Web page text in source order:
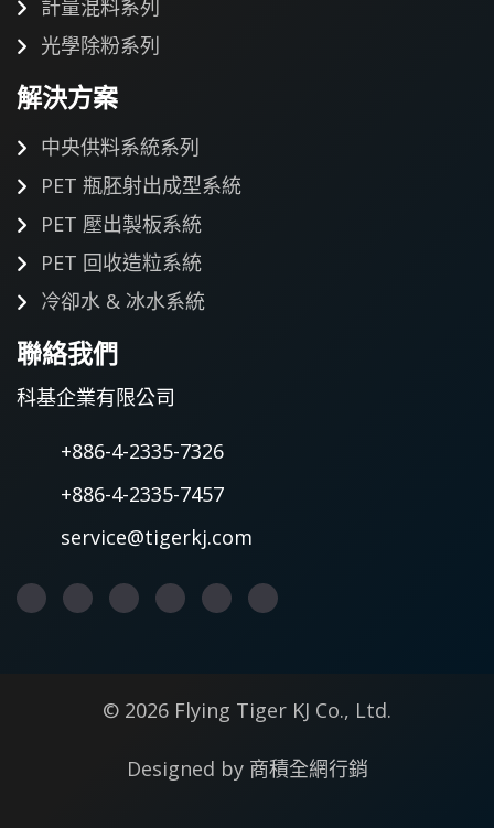
計量混料系列
光學除粉系列
解決方案
中央供料系統系列
PET 瓶胚射出成型系統
PET 壓出製板系統
PET 回收造粒系統
冷卻水 & 冰水系統
聯絡我們
科基企業有限公司
+886-4-2335-7326
+886-4-2335-7457
service@tigerkj.com
© 2026 Flying Tiger KJ Co., Ltd.
Designed by 商積全網行銷